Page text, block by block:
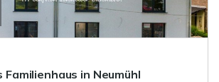
in Neumühl